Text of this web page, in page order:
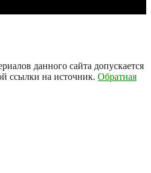
данного сайта допускается
ссылки на источник. Обратная